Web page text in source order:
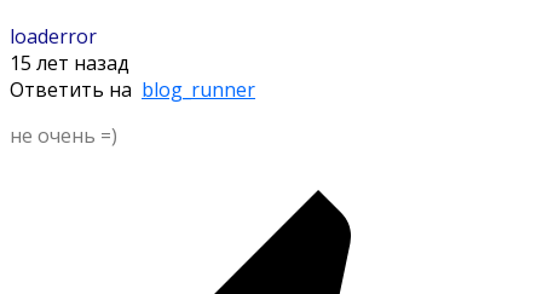
loaderror
15 лет назад
Ответить на blog_runner
не очень =)